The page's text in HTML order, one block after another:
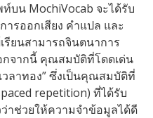
บน MochiVocab จะได้รับ
ารออกเสียง คำแปล และ
รียนสามารถจินตนาการ
กจากนี้ คุณสมบัติที่โดดเด่น
ลาทอง” ซึ่งเป็นคุณสมบัติที่
repetition) ที่ได้รับ
าช่วยให้ความจำข้อมูลได้ดี